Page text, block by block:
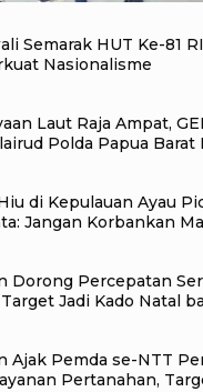
Semarak HUT Ke-81
Nasionalisme
Laut Raja Ampat,
Polda Papua Barat
di Kepulauan Ayau
Jangan Korbankan
Dorong Percepatan
Jadi Kado Natal
Ajak Pemda se-NTT
Pertanahan,